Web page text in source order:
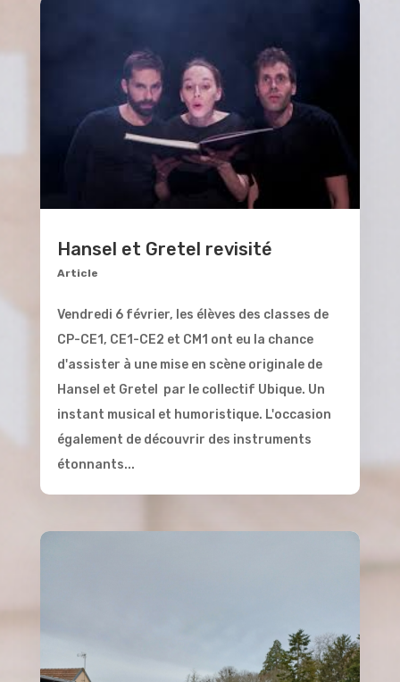
Hansel et Gretel revisité
Article
Vendredi 6 février, les élèves des classes de
CP-CE1, CE1-CE2 et CM1 ont eu la chance
d'assister à une mise en scène originale de
Hansel et Gretel par le collectif Ubique. Un
instant musical et humoristique. L'occasion
également de découvrir des instruments
étonnants...